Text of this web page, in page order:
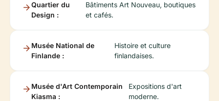
Quartier du
Design :
Bâtiments Art Nouveau, boutiques
et cafés.
Musée National de
Finlande :
Histoire et culture
finlandaises.
Musée d'Art Contemporain
Kiasma :
Expositions d'art
moderne.